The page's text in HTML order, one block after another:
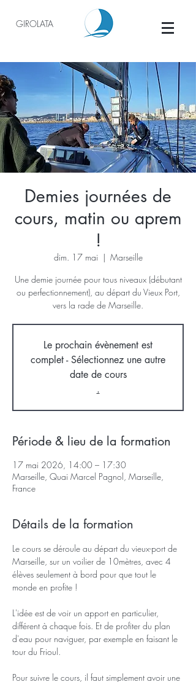
GIROLATA
Demies journées de
cours, matin ou aprem
!
dim. 17 mai
  |
Marseille
Une demie journée pour tous niveaux (débutant
ou perfectionnement), au départ du Vieux Port,
vers la rade de Marseille.
Le prochain évènement est
complet - Sélectionnez une autre
date de cours
.
Période & lieu de la formation
17 mai 2026, 14:00 – 17:30
Marseille, Quai Marcel Pagnol, Marseille,
France
Détails de la formation
Le cours se déroule au départ du vieux-port de
Marseille, sur un voilier de 10mètres, avec 4
élèves seulement à bord pour que tout le
monde en profite !
L'idée est de voir un apport en particulier,
différent à chaque fois. Et de profiter du plan
d'eau pour naviguer, par exemple en faisant le
tour du Frioul.
Pour suivre le cours, il faut simplement avoir une